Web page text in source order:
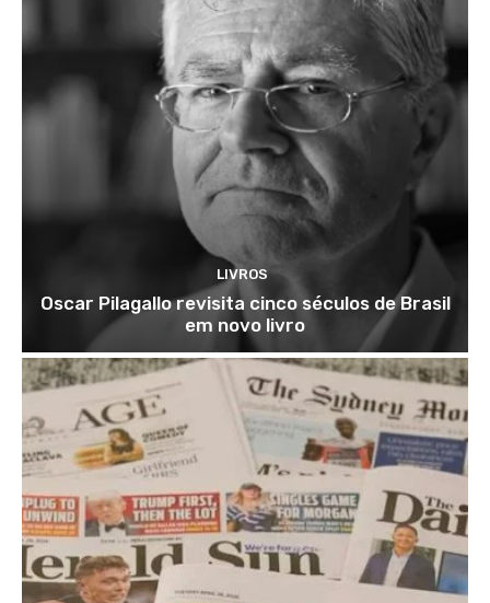
LIVROS
Oscar Pilagallo revisita cinco séculos de Brasil
em novo livro